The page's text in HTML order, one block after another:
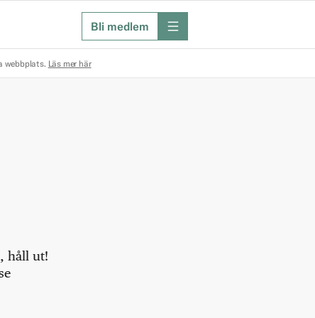
Bli medlem meny
webbplats. Läs mer här
håll ut!